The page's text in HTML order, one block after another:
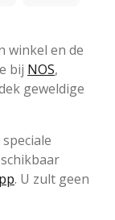
winkel en de
bij NOS,
geweldige
. U zult geen